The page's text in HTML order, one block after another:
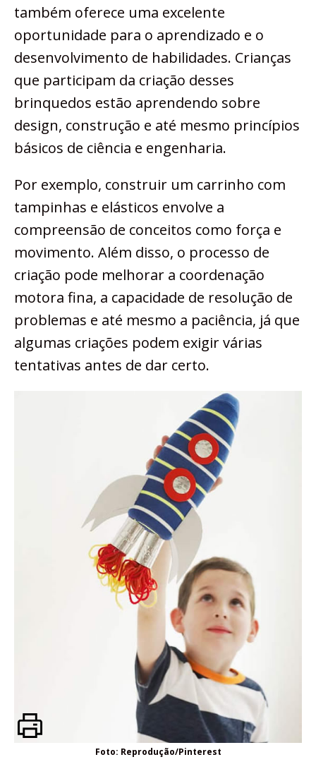
também oferece uma excelente
oportunidade para o aprendizado e o
desenvolvimento de habilidades. Crianças
que participam da criação desses
brinquedos estão aprendendo sobre
design, construção e até mesmo princípios
básicos de ciência e engenharia.
Por exemplo, construir um carrinho com
tampinhas e elásticos envolve a
compreensão de conceitos como força e
movimento. Além disso, o processo de
criação pode melhorar a coordenação
motora fina, a capacidade de resolução de
problemas e até mesmo a paciência, já que
algumas criações podem exigir várias
tentativas antes de dar certo.
Foto: Reprodução/Pinterest